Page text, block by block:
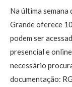
Na última semana
Grande oferece
podem ser
presencial e
necessário
documentação: